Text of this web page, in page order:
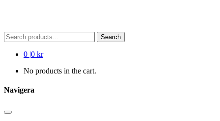
Search
for:
Search
0 |0 kr
No products in the cart.
Navigera